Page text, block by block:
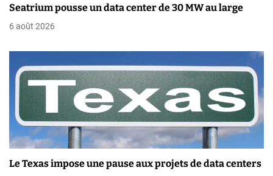
c
Seatrium pousse un data center de 30 MW au large
6 août 2026
Le Texas impose une pause aux projets de data centers